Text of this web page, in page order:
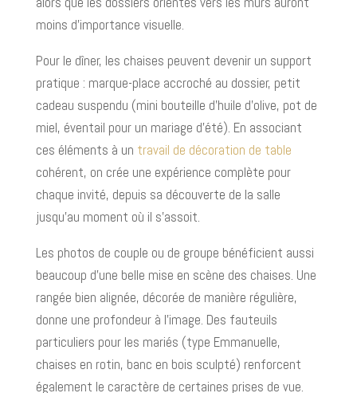
moins d’importance visuelle.
Pour le dîner, les chaises peuvent devenir un support
pratique : marque-place accroché au dossier, petit
cadeau suspendu (mini bouteille d’huile d’olive, pot de
miel, éventail pour un mariage d’été). En associant
ces éléments à un travail de décoration de table
cohérent, on crée une expérience complète pour
chaque invité, depuis sa découverte de la salle
jusqu’au moment où il s’assoit.
Les photos de couple ou de groupe bénéficient aussi
beaucoup d’une belle mise en scène des chaises. Une
rangée bien alignée, décorée de manière régulière,
donne une profondeur à l’image. Des fauteuils
particuliers pour les mariés (type Emmanuelle,
chaises en rotin, banc en bois sculpté) renforcent
également le caractère de certaines prises de vue.